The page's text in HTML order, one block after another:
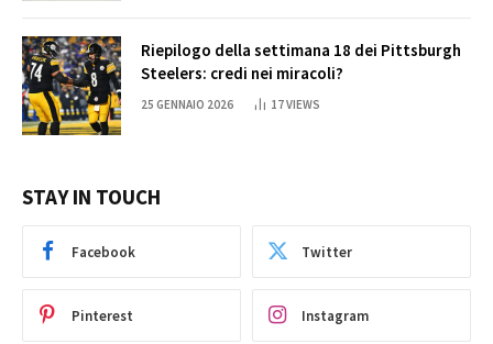
Riepilogo della settimana 18 dei Pittsburgh
Steelers: credi nei miracoli?
25 GENNAIO 2026 17VIEWS
STAY IN TOUCH
Facebook Twitter
Pinterest Instagram